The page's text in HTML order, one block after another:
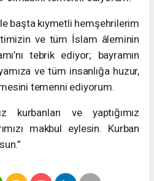
başta kıymetli hemşehrilerim
ve tüm İslam âleminin
tebrik ediyor; bayramın
ve tüm insanlığa huzur,
temenni ediyorum.
ve yaptığımız
makbul eylesin. Kurban